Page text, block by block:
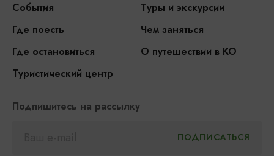
События
Туры и экскурсии
Где поесть
Чем заняться
Где остановиться
О путешествии в КО
Туристический центр
Подпишитесь на рассылку